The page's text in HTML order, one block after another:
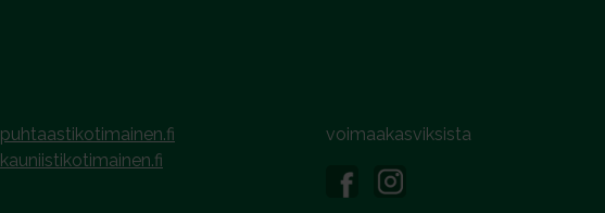
puhtaastikotimainen.fi
kauniistikotimainen.fi
voimaakasviksista